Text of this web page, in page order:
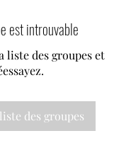
est introuvable
liste des groupes et
des groupes